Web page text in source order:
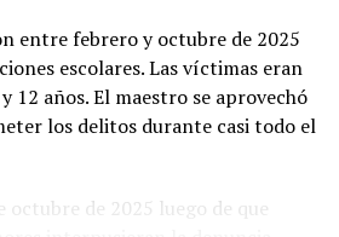
entre febrero y octubre de 2025
escolares. Las víctimas eran
12 años. El maestro se aprovechó
los delitos durante casi todo el
octubre de 2025 luego de que